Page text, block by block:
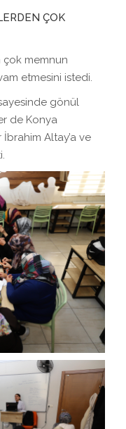
ÇOK
çok memnun
etmesini istedi.
gönül
de Konya
Altay’a ve